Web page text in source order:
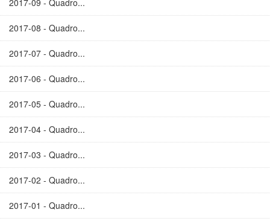
2017-09 - Quadro...
2017-08 - Quadro...
2017-07 - Quadro...
2017-06 - Quadro...
2017-05 - Quadro...
2017-04 - Quadro...
2017-03 - Quadro...
2017-02 - Quadro...
2017-01 - Quadro...